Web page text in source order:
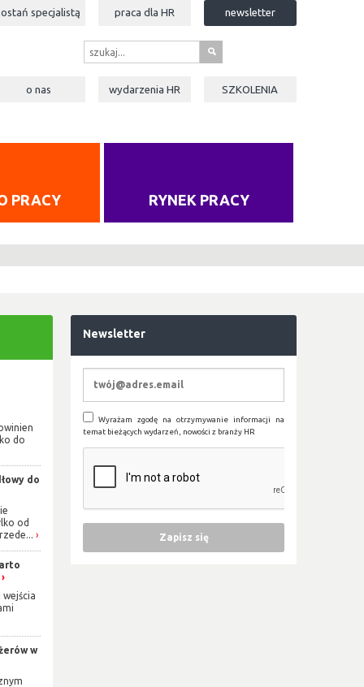
specjalistą praca dla HR newsletter
s
o nas wydarzenia HR SZKOLENIA
PRACY RYNEK PRACY
do
do
od
wejścia
w
Newsletter
Wyrażam zgodę na otrzymywanie informacji na
temat bieżących wydarzeń, nowości z branży HR